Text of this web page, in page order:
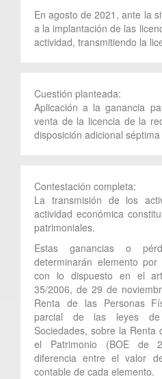
En agosto de 2021, ante la
a la implantación de las
actividad, transmitiendo la
Cuestión planteada:
Aplicación a la ganancia
venta de la licencia de la
disposición adicional
Contestación completa:
La transmisión de los
actividad económica
patrimoniales.
Estas ganancias o
determinarán elemento
con lo dispuesto en el
35/2006, de 29 de
Renta de las Personas
parcial de las leyes de
Sociedades, sobre la Renta
el Patrimonio (BOE de
diferencia entre el valor
contable de cada elemento.